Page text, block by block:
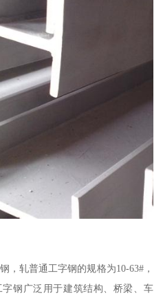
，轧普通工字钢的规格为10-63#，
钢广泛用于建筑结构、桥梁、车